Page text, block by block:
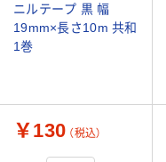
ニルテープ 黒 幅
19mm×長さ10m 共和
1巻
￥130 （税込）